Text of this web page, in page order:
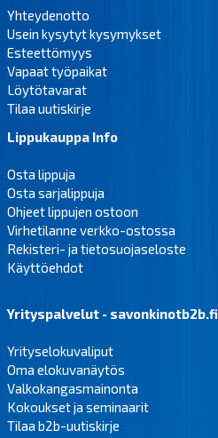
Yhteydenotto
Usein kysytyt kysymykset
Esteettömyys
Vapaat työpaikat
Löytötavarat
Tilaa uutiskirje
Lippukauppa Info
Osta lippuja
Osta sarjalippuja
Ohjeet lippujen ostoon
Virhetilanne verkko-ostossa
Rekisteri- ja tietosuojaseloste
Käyttöehdot
Yrityspalvelut - savonkinotb2b.fi
Yrityselokuvaliput
Oma elokuvanäytös
Valkokangasmainonta
Kokoukset ja seminaarit
Tilaa b2b-uutiskirje